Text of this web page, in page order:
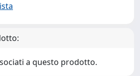
a questo prodotto.